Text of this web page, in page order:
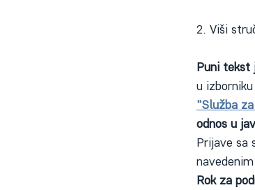
2. Viši
Puni tekst
u izborniku
"Služba
odnos u
Prijave sa
Rok za